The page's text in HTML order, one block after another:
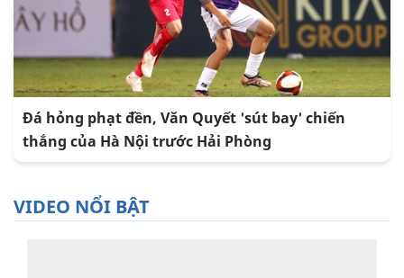
Đá hỏng phạt đền, Văn Quyết 'sút bay' chiến
thắng của Hà Nội trước Hải Phòng
VIDEO NỔI BẬT